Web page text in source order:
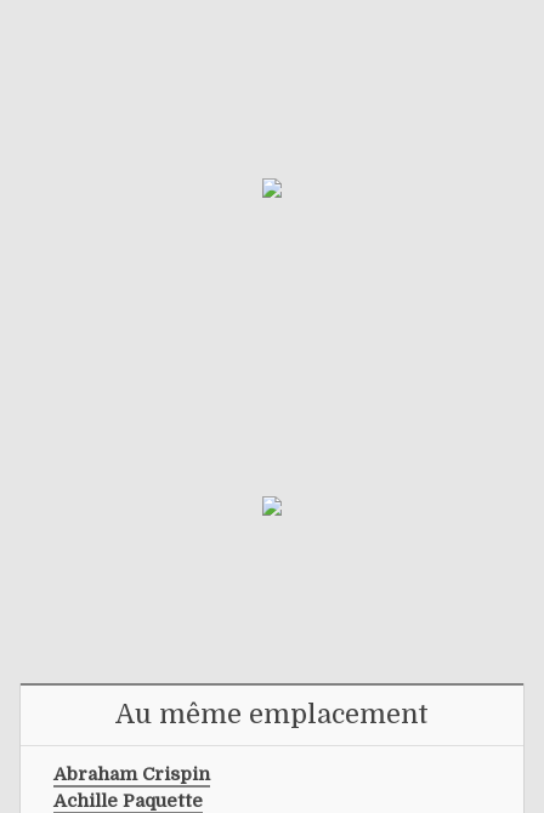
Au même emplacement
Abraham Crispin
Achille Paquette